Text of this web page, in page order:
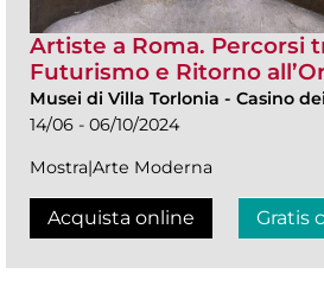
Artiste a Roma. Percorsi
Futurismo e Ritorno
Musei di Villa Torlonia - Casino
14/06 - 06/10/2024
Mostra|Arte Moderna
Acquista online Gratis